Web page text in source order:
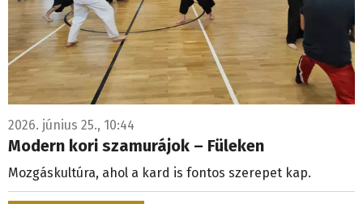
2026. június 25., 10:44
Modern kori szamurájok – Füleken
Mozgáskultúra, ahol a kard is fontos szerepet kap.